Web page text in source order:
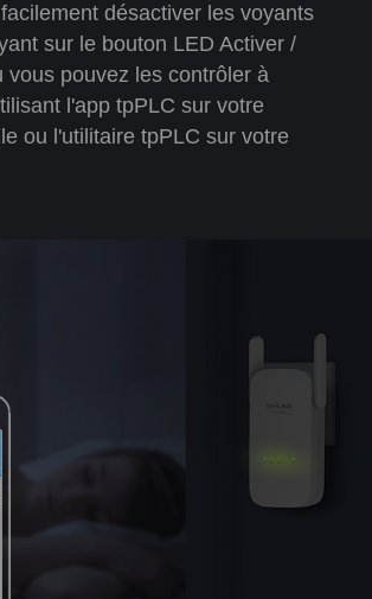
désactiver les voyants
sur le bouton LED Activer /
vous pouvez les contrôler à
l'app tpPLC sur votre
ou l'utilitaire tpPLC sur votre